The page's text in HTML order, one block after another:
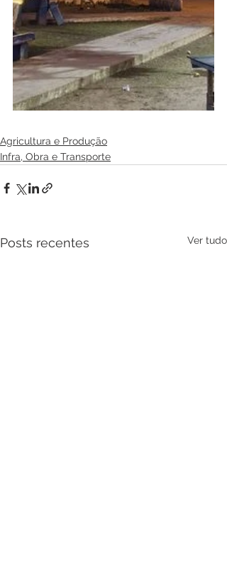
Agricultura e Produção
Infra, Obra e Transporte
Posts recentes Ver tudo